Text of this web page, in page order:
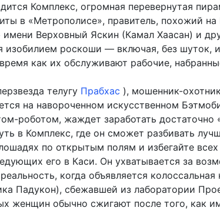
Комплекс, огромная перевернутая
в «Метрополисе», правитель, похожий
имени Верховный Яскин (Камал Хаасан) и
изобилием роскоши — включая, без шуток,
как их обслуживают рабочие,
телугу Прабхас ), мошенник-
на навороченном искусственном
роботом, жаждет заработать достаточно
в Комплекс, где он сможет разбивать
по открытым полям и избегайте
его в Каси. Он ухватывается за
когда объявляется колоссальная
Падукон), сбежавшей из лаборатории
женщин обычно сжигают после того, как